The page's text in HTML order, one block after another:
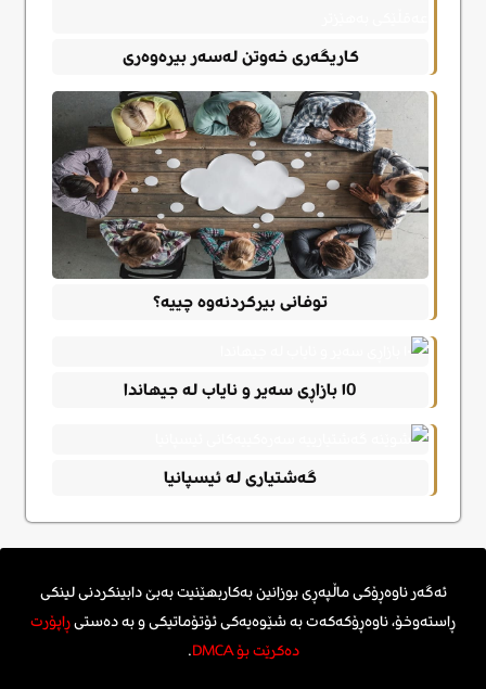
کاریگەری خەوتن لەسەر بیرەوەری
توفانی بیرکردنەوە چییە؟
١0 بازاڕی سەیر و نایاب لە جیهاندا
گەشتیاری لە ئیسپانیا
ئەگەر ناوەڕۆکی ماڵپەڕی بوزانین بەکاربهێنیت بەبێ دابینکردنی لینکی
ڕاستەوخۆ، ناوەڕۆکەکەت بە شێوەیەکی ئۆتۆماتیکی و بە دەستیڕاپۆرت
دەکرێت بۆ DMCA
.